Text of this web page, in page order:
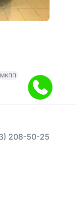
МКПП
208-50-25